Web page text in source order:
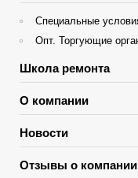
Специальные
Опт. Торгующие
Школа ремонта
О компании
Новости
Отзывы о компании